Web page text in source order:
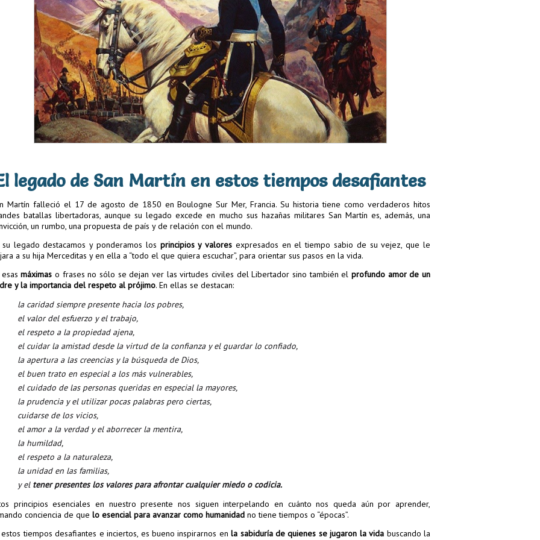
legado de San Martín en estos tiempos desafiantes
Martín falleció el 17 de agosto de 1850 en Boulogne Sur Mer, Francia. Su historia tiene como verdaderos hitos
batallas libertadoras, aunque su legado excede en mucho sus hazañas militares San Martín es, además, una
un rumbo, una propuesta de país y de relación con el mundo.
su legado destacamos y ponderamos los principios y valores expresados en el tiempo sabio de su vejez, que le
a su hija Merceditas y en ella a “todo el que quiera escuchar”, para orientar sus pasos en la vida.
esasmáximaso frases no sólo se dejan ver las virtudes civiles del Libertador sino también elprofundo amor de un
y la importancia del respeto al prójimo. En ellas se destacan:
la caridad siempre presente hacia los pobres,
el valor del esfuerzo y el trabajo,
el respeto a la propiedad ajena,
el cuidar la amistad desde la virtud de la confianza y el guardar lo confiado,
la apertura a las creencias y la búsqueda de Dios,
el buen trato en especial a los más vulnerables,
el cuidado de las personas queridas en especial la mayores,
la prudencia y el utilizar pocas palabras pero ciertas,
cuidarse de los vicios,
el amor a la verdad y el aborrecer la mentira,
la humildad,
el respeto a la naturaleza,
la unidad en las familias,
y el tener presentes los valores para afrontar cualquier miedo o codicia.
principios esenciales en nuestro presente nos siguen interpelando en cuánto nos queda aún por aprender,
conciencia de que lo esencial para avanzar como humanidad no tiene tiempos o “épocas”.
estos tiempos desafiantes e inciertos, es bueno inspirarnos en la sabiduría de quienes se jugaron la vida buscando la